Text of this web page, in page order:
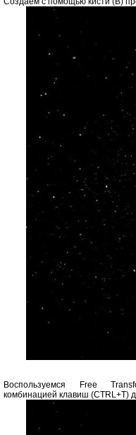
Воспользуемся Free
комбинацией клавиш (CTRL+T)